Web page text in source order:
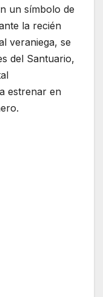
un símbolo de
la recién
veraniega, se
del Santuario,
estrenar en